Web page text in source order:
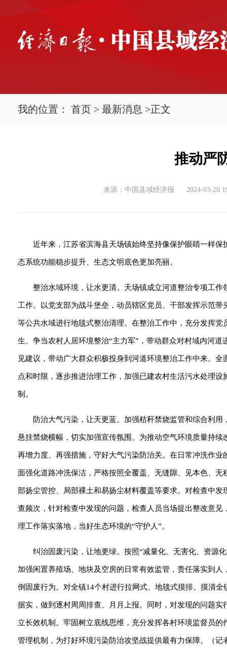
我的位置： 首页 > 最新消息 >正文
推动严
来源：中国县域经济报 2024-03-20
近年来，江苏省滨海县天场镇始终坚持像保护眼睛一样
态系统功能稳步提升、生态文明底色更加亮丽。
整治水域环境，让水更清。天场镇成立河道整治专项工
工作。以党支部为战斗堡垒，动员辖区党员、干部发挥示范
等公共水域进行地毯式整治清理。在整治工作中，充分发挥
生、争当农村人居环境整治“主力军”，带动群众对村域内河
见建议，带动广大群众积极投身到河道环境整治工作中来。
点和时限，逐步推进治理工作，加强已建农村生活污水处理
制。
防治大气污染，让天更蓝。加强秸秆禁烧监管和综合利
悬挂禁烧横幅，切实加强宣传氛围。为推动空气环境质量持
再增力度、再强措施，守好大气污染防治关。在日常冲洗作
面强化道路冲洗保洁，严格按照全覆盖、无缝隙、见本色、
部扬尘管控、局部裸土和易扬尘材料覆盖等要求。对检查中
查频次，针对检查中发现的问题，检查人员当场提出整改意
理工作落实落地，当好生态环境的“守护人”。
纠治固废污染，让地更绿。按照“减量化、无害化、资源
加强闲置养殖场、地块及空房的日常有效监管，责任落实到
倒固废行为。对全镇14个村进行拉网式、地毯式摸排。摸清
据实，做到逐村周周排查、月月上报。同时，对发现的问题
立长效机制。牢固树立底线思维，充分发挥各村环境监督员
管理机制，为打好环境污染防治攻坚战提供最有力保障。（记